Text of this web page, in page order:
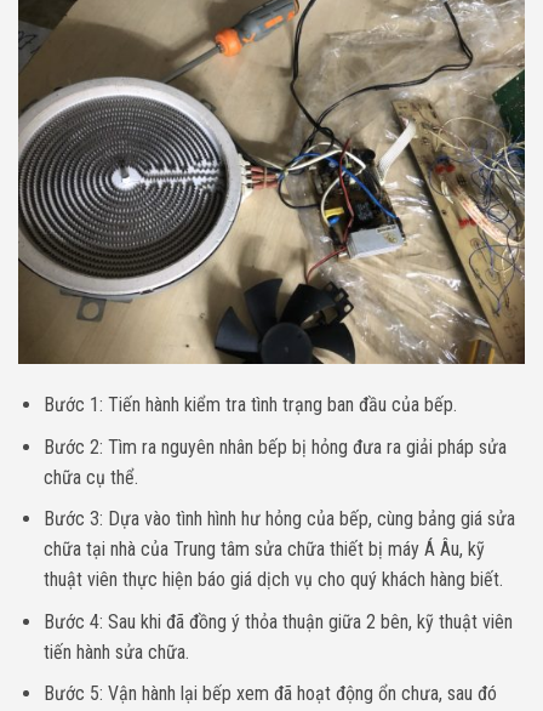
Bước 1: Tiến hành kiểm tra tình trạng ban đầu của bếp.
Bước 2: Tìm ra nguyên nhân bếp bị hỏng đưa ra giải pháp sửa
chữa cụ thể.
Bước 3: Dựa vào tình hình hư hỏng của bếp, cùng bảng giá sửa
chữa tại nhà của Trung tâm sửa chữa thiết bị máy Á Âu, kỹ
thuật viên thực hiện báo giá dịch vụ cho quý khách hàng biết.
Bước 4: Sau khi đã đồng ý thỏa thuận giữa 2 bên, kỹ thuật viên
tiến hành sửa chữa.
Bước 5: Vận hành lại bếp xem đã hoạt động ổn chưa, sau đó